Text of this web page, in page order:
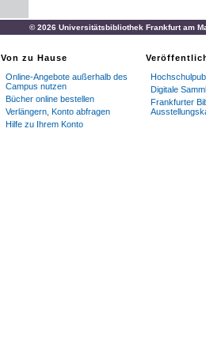
© 2026 Universitätsbibliothek Frankfurt am
Von zu Hause
Online-Angebote außerhalb des
Campus nutzen
Bücher online bestellen
Verlängern, Konto abfragen
Hilfe zu Ihrem Konto
Digitale
Frankfurter